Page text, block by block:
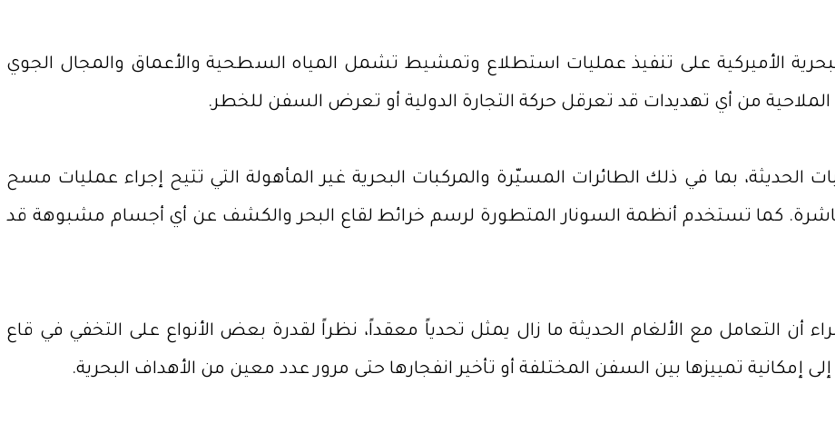
الأميركية على تنفيذ عمليات استطلاع وتمشيط تشمل المياه السطحية والأعماق والمجال الجوي
من أي تهديدات قد تعرقل حركة التجارة الدولية أو تعرض السفن للخطر.
الحديثة، بما في ذلك الطائرات المسيّرة والمركبات البحرية غير المأهولة التي تتيح إجراء عمليات مسح
كما تستخدم أنظمة السونار المتطورة لرسم خرائط لقاع البحر والكشف عن أي أجسام مشبوهة قد
أن التعامل مع الألغام الحديثة ما زال يمثل تحدياً معقداً، نظراً لقدرة بعض الأنواع على التخفي في قاع
إمكانية تمييزها بين السفن المختلفة أو تأخير انفجارها حتى مرور عدد معين من الأهداف البحرية.